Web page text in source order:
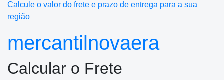
Calcule o valor do frete e prazo de entrega para a sua
região
mercantilnovaera
Calcular o Frete